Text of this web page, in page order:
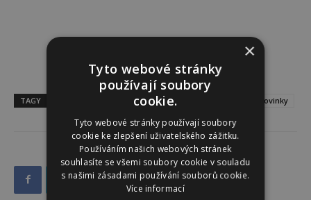
TAGY knižní novinky novinky
×
Tyto webové stránky
používají soubory
cookie.
Tyto webové stránky používají soubory
cookie ke zlepšení uživatelského zážitku.
Používáním našich webových stránek
souhlasíte se všemi soubory cookie v souladu
s našimi zásadami používání souborů cookie.
Více informací